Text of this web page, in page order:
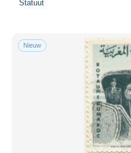
Statuut
Nieuw